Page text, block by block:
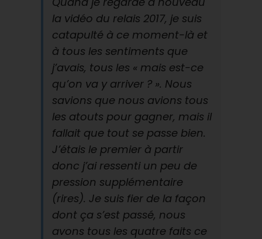
la vidéo du relais 2017, je suis
catapulté à ce moment-là et
à tous les sentiments que
j’avais, tous les « mais est-ce
qu’on va y arriver ? ». Nous
savions que nous avions tous
les atouts pour gagner, mais il
fallait que tout se passe bien.
J’étais le premier à partir
donc j’ai ressenti un peu de
pression supplémentaire
(rires). Je suis fier de la façon
dont ça s’est passé, nous
avons tous les quatre faits ce